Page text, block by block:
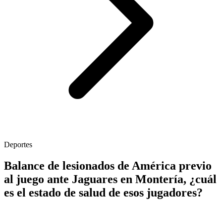
Deportes
Balance de lesionados de América previo
al juego ante Jaguares en Montería, ¿cuál
es el estado de salud de esos jugadores?